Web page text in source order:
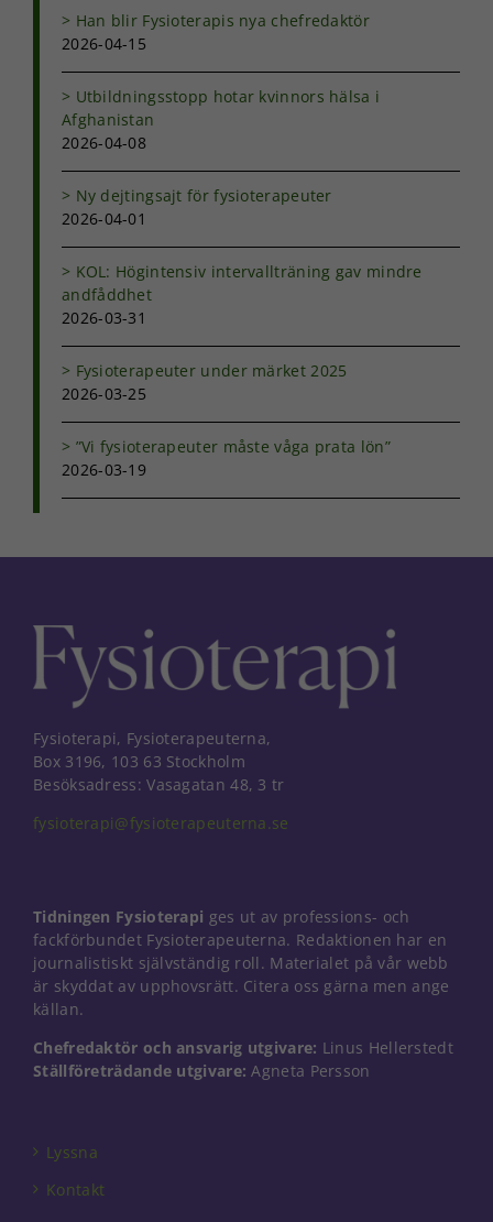
Han blir Fysioterapis nya chefredaktör
2026-04-15
Utbildningsstopp hotar kvinnors hälsa i
Afghanistan
2026-04-08
Ny dejtingsajt för fysioterapeuter
2026-04-01
KOL: Högintensiv intervallträning gav mindre
andfåddhet
2026-03-31
Fysioterapeuter under märket 2025
2026-03-25
”Vi fysioterapeuter måste våga prata lön”
2026-03-19
Fysioterapi, Fysioterapeuterna,
Box 3196, 103 63 Stockholm
Besöksadress: Vasagatan 48, 3 tr
fysioterapi@fysioterapeuterna.se
Tidningen Fysioterapi ges ut av professions- och
fackförbundet Fysioterapeuterna. Redaktionen har en
journalistiskt självständig roll. Materialet på vår webb
är skyddat av upphovsrätt. Citera oss gärna men ange
källan.
Chefredaktör och ansvarig utgivare: Linus Hellerstedt
Ställföreträdande utgivare: Agneta Persson
Lyssna
Kontakt